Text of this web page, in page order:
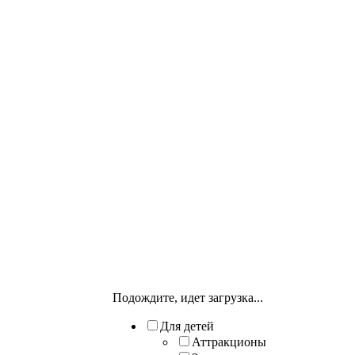
Подождите, идет загрузка...
Для детей
Аттракционы